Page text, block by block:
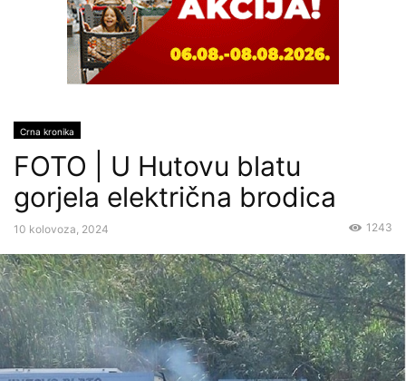
Crna kronika
FOTO | U Hutovu blatu
gorjela električna brodica
10 kolovoza, 2024 1243